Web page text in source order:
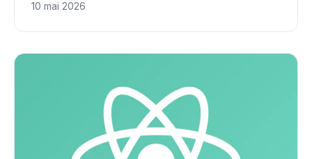
10 mai 2026